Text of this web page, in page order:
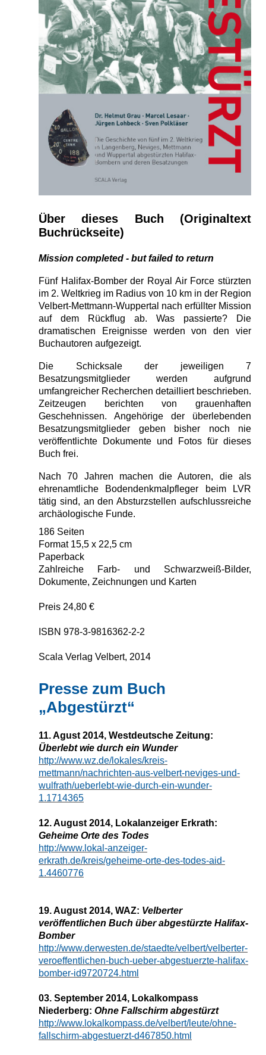
Über dieses Buch (Originaltext
Buchrückseite)
Mission completed - but failed to return
Fünf Halifax-Bomber der Royal Air Force stürzten
im 2. Weltkrieg im Radius von 10 km in der Region
Velbert-Mettmann-Wuppertal nach erfüllter Mission
auf dem Rückflug ab. Was passierte? Die
dramatischen Ereignisse werden von den vier
Buchautoren aufgezeigt.
Die Schicksale der jeweiligen 7
Besatzungsmitglieder werden aufgrund
umfangreicher Recherchen detailliert beschrieben.
Zeitzeugen berichten von grauenhaften
Geschehnissen. Angehörige der überlebenden
Besatzungsmitglieder geben bisher noch nie
veröffentlichte Dokumente und Fotos für dieses
Buch frei.
Nach 70 Jahren machen die Autoren, die als
ehrenamtliche Bodendenkmalpfleger beim LVR
tätig sind, an den Absturzstellen aufschlussreiche
archäologische Funde.
186 Seiten
Format 15,5 x 22,5 cm
Paperback
Zahlreiche Farb- und Schwarzweiß-Bilder,
Dokumente, Zeichnungen und Karten
Preis 24,80 €
ISBN 978-3-9816362-2-2
Scala Verlag Velbert, 2014
Presse zum Buch
„Abgestürzt“
11. Agust 2014, Westdeutsche Zeitung:
Überlebt wie durch ein Wunder
http://www.wz.de/lokales/kreis-
mettmann/nachrichten-aus-velbert-neviges-und-
wulfrath/ueberlebt-wie-durch-ein-wunder-
1.1714365
12. August 2014, Lokalanzeiger Erkrath:
Geheime Orte des Todes
http://www.lokal-anzeiger-
erkrath.de/kreis/geheime-orte-des-todes-aid-
1.4460776
19. August 2014, WAZ: Velberter
veröffentlichen Buch über abgestürzte Halifax-
Bomber
http://www.derwesten.de/staedte/velbert/velberter-
veroeffentlichen-buch-ueber-abgestuerzte-halifax-
bomber-id9720724.html
03. September 2014, Lokalkompass
Niederberg: Ohne Fallschirm abgestürzt
http://www.lokalkompass.de/velbert/leute/ohne-
fallschirm-abgestuerzt-d467850.html